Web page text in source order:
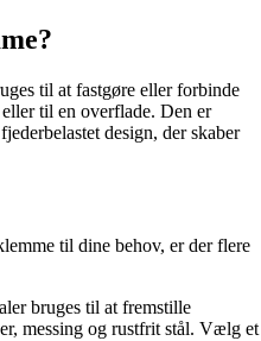
til at fastgøre eller forbinde
til en overflade. Den er
design, der skaber
til dine behov, er der flere
bruges til at fremstille
messing og rustfrit stål. Vælg et